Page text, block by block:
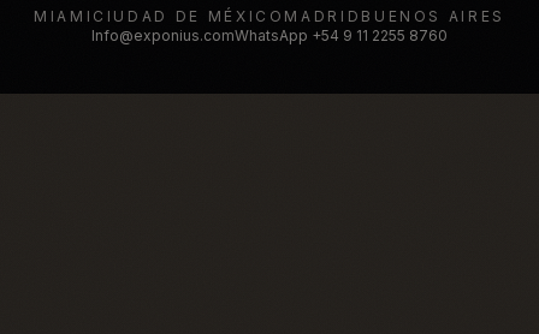
MIAMI CIUDAD DE MÉXICO MADRID BUENOS AIRES
Info@exponius.comWhatsApp +54 9 11 2255 8760